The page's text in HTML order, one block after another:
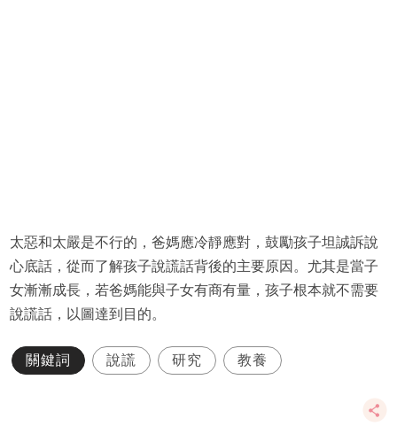
太惡和太嚴是不行的，爸媽應冷靜應對，鼓勵孩子坦誠訴說
心底話，從而了解孩子說謊話背後的主要原因。尤其是當子
女漸漸成長，若爸媽能與子女有商有量，孩子根本就不需要
說謊話，以圖達到目的。
關鍵詞 說謊 研究 教養